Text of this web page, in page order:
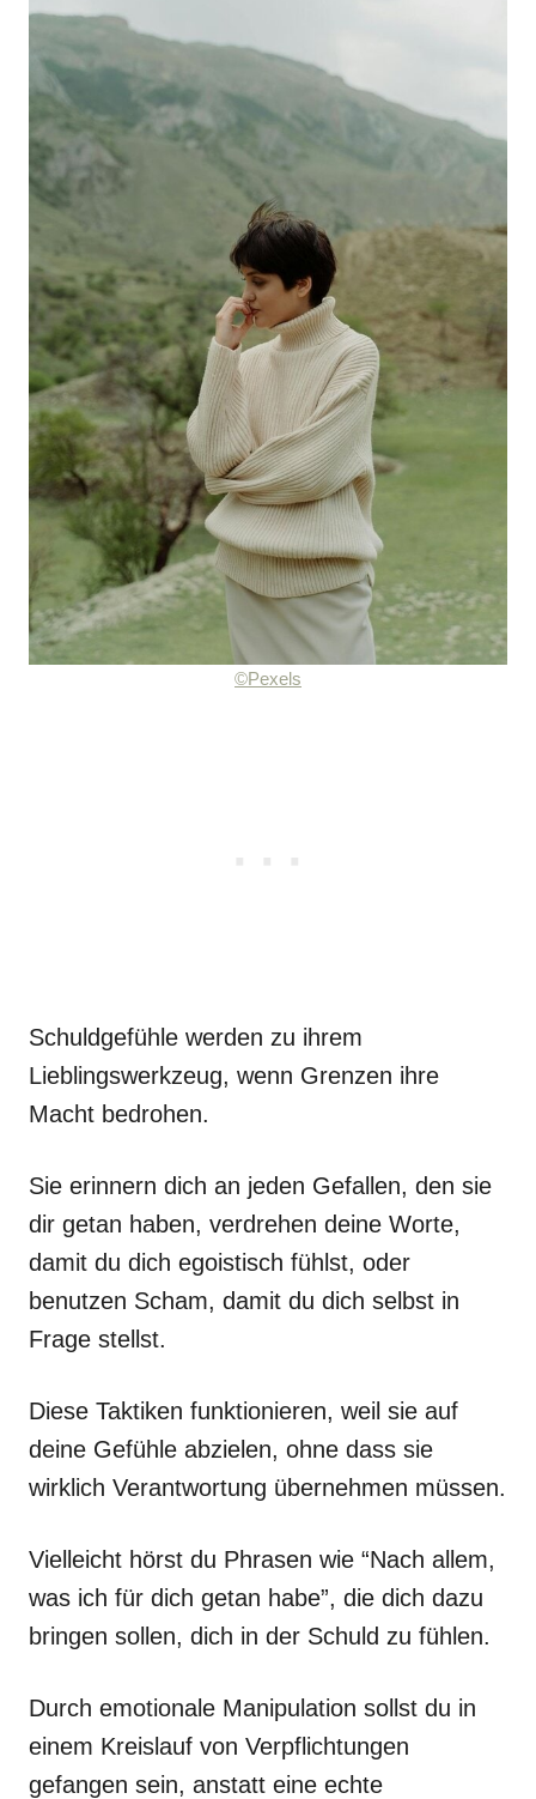
©Pexels
Schuldgefühle werden zu ihrem
Lieblingswerkzeug, wenn Grenzen ihre
Macht bedrohen.
Sie erinnern dich an jeden Gefallen, den sie
dir getan haben, verdrehen deine Worte,
damit du dich egoistisch fühlst, oder
benutzen Scham, damit du dich selbst in
Frage stellst.
Diese Taktiken funktionieren, weil sie auf
deine Gefühle abzielen, ohne dass sie
wirklich Verantwortung übernehmen müssen.
Vielleicht hörst du Phrasen wie “Nach allem,
was ich für dich getan habe”, die dich dazu
bringen sollen, dich in der Schuld zu fühlen.
Durch emotionale Manipulation sollst du in
einem Kreislauf von Verpflichtungen
gefangen sein, anstatt eine echte